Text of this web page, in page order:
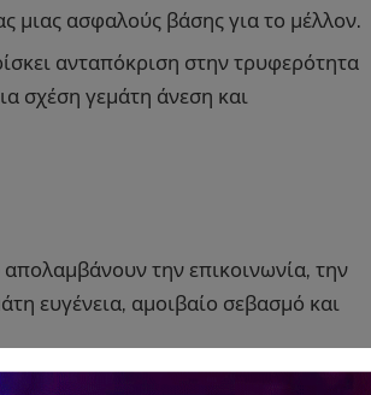
μιας ασφαλούς βάσης για το μέλλον.
ανταπόκριση στην τρυφερότητα
σχέση γεμάτη άνεση και
την επικοινωνία, την
ευγένεια, αμοιβαίο σεβασμό και
που εκτιμούν την ελευθερία, τη